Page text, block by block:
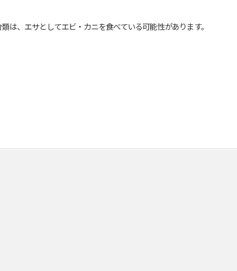
、エサとしてエビ・カニを食べている可能性があります。